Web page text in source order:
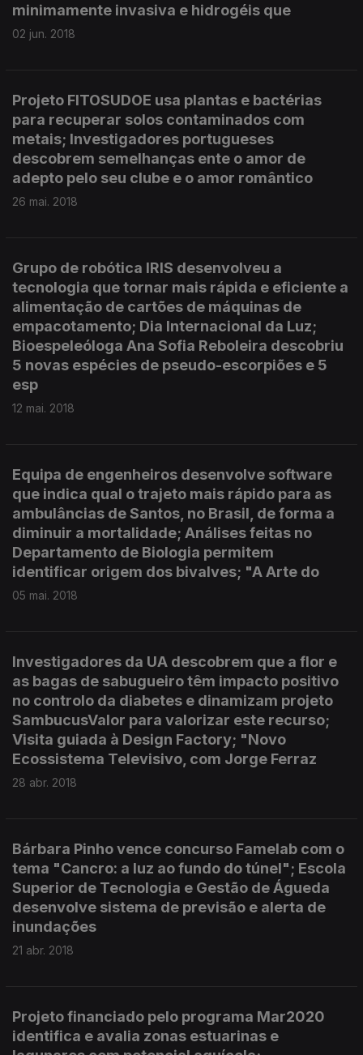
minimamente invasiva e hidrogéis que
02 jun. 2018
Projeto FITOSUDOE usa plantas e bactérias
para recuperar solos contaminados com
metais; Investigadores portugueses
descobrem semelhanças ente o amor de
adepto pelo seu clube e o amor romântico
26 mai. 2018
Grupo de robótica IRIS desenvolveu a
tecnologia que tornar mais rápida e eficiente a
alimentação de cartões de máquinas de
empacotamento; Dia Internacional da Luz;
Bioespeleóloga Ana Sofia Reboleira descobriu
5 novas espécies de pseudo-escorpiões e 5
esp
12 mai. 2018
Equipa de engenheiros desenvolve software
que indica qual o trajeto mais rápido para as
ambulâncias de Santos, no Brasil, de forma a
diminuir a mortalidade; Análises feitas no
Departamento de Biologia permitem
identificar origem dos bivalves; "A Arte do
05 mai. 2018
Investigadores da UA descobrem que a flor e
as bagas de sabugueiro têm impacto positivo
no controlo da diabetes e dinamizam projeto
SambucusValor para valorizar este recurso;
Visita guiada à Design Factory; "Novo
Ecossistema Televisivo, com Jorge Ferraz
28 abr. 2018
Bárbara Pinho vence concurso Famelab com o
tema "Cancro: a luz ao fundo do túnel"; Escola
Superior de Tecnologia e Gestão de Águeda
desenvolve sistema de previsão e alerta de
inundações
21 abr. 2018
Projeto financiado pelo programa Mar2020
identifica e avalia zonas estuarinas e